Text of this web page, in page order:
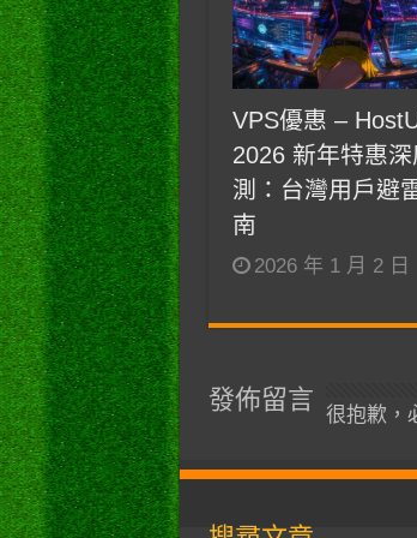
VPS優惠 –
2026 新年特惠
測：台灣用戶避
南
2026 年 1 月 2 日
發佈留言
很抱歉，